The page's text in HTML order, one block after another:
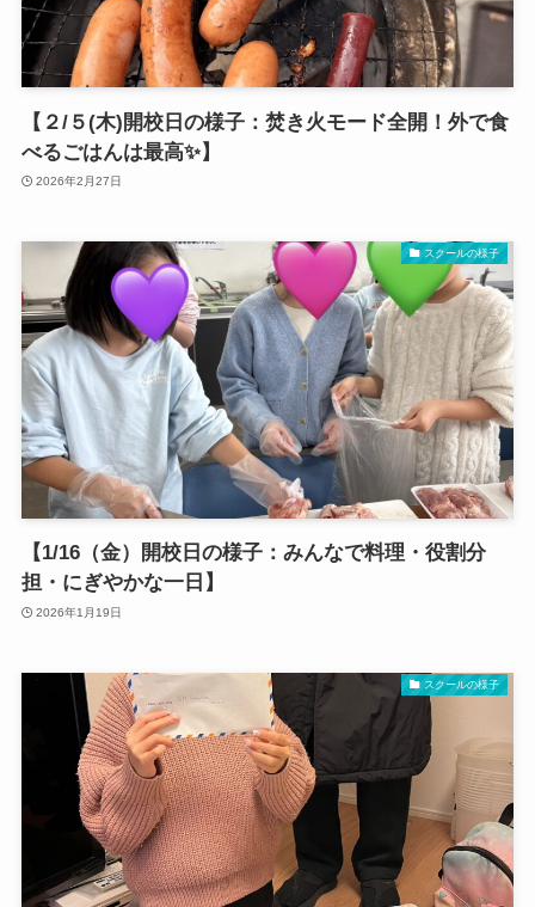
【２/５(木)開校日の様子：焚き火モード全開！外で食
べるごはんは最高✨】
2026年2月27日
スクールの様子
【1/16（金）開校日の様子：みんなで料理・役割分
担・にぎやかな一日】
2026年1月19日
スクールの様子